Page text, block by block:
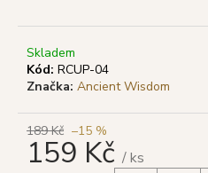
Skladem
Kód: RCUP-04
Značka: Ancient Wisdom
189 Kč –15 %
159 Kč / ks
u
m